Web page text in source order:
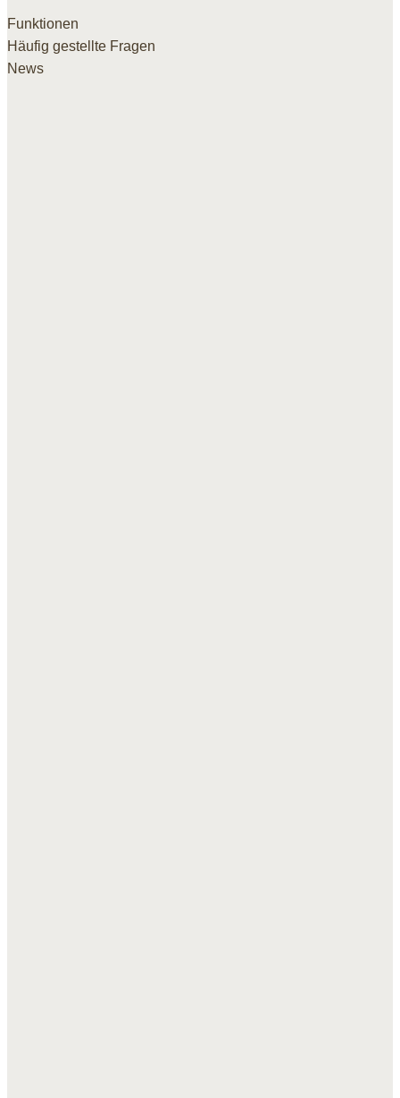
Funktionen
Häufig gestellte Fragen
News